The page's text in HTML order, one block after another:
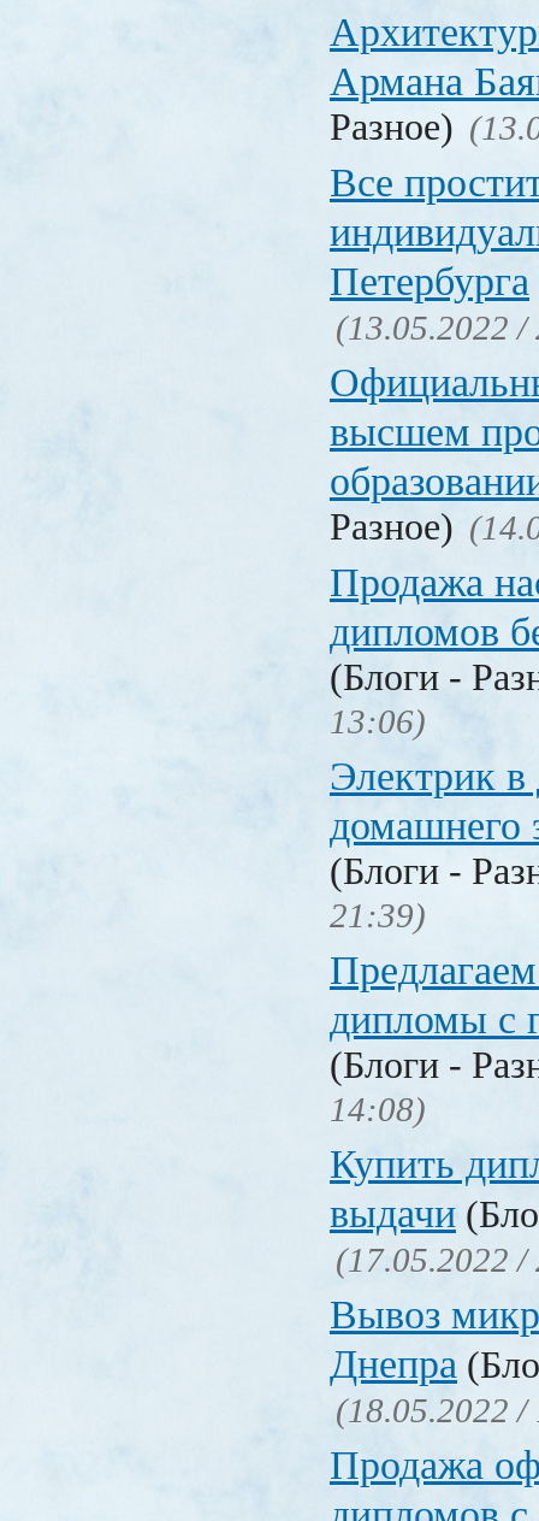
Армана
Разное)
Все
Петербурга
(13.05.2022 /
высшем
Разное)
Продажа
дипломов
(Блоги -
13:06)
Электрик в
домашнего
(Блоги -
21:39)
дипломы с
(Блоги -
14:08)
Купить
выдачи
(17.05.2022 /
Вывоз
Днепра
(18.05.2022 /
Продажа